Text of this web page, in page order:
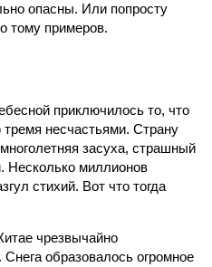
опасны. Или попросту
тому примеров.
приключилось то, что
несчастьями. Страну
засуха, страшный
Несколько миллионов
стихий. Вот что тогда
чрезвычайно
образовалось огромное